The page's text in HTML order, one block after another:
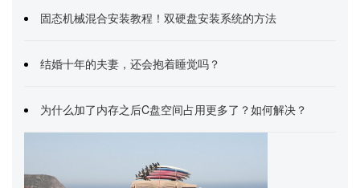
固态机械混合安装教程！双硬盘安装系统的方法
结婚十年的夫妻，还会抱着睡觉吗？
为什么加了内存之后C盘空间占用更多了？如何解决？